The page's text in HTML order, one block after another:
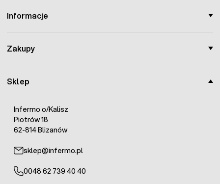
Sklep
Infermo o/Kalisz
Piotrów 18
62-814 Blizanów
sklep@infermo.pl
0048 62 739 40 40
Informacje
Zakupy